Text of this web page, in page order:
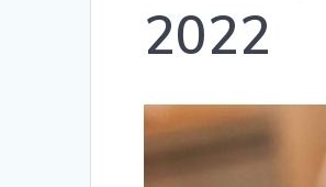
2022